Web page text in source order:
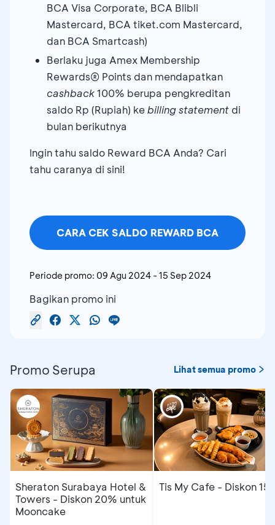
BCA Visa Corporate, BCA Blibli
Mastercard, BCA tiket.com Mastercard,
dan BCA Smartcash)
Berlaku juga Amex Membership
Rewards® Points dan mendapatkan
cashback100% berupa pengkreditan
saldo Rp (Rupiah) kebilling statement di
bulan berikutnya
Ingin tahu saldo Reward BCA Anda? Cari
tahu caranya di sini!
CARA CEK SALDO REWARD BCA
Periode promo: 09 Agu 2024 - 15 Sep 2024
Bagikan promo ini
Promo Serupa Lihat semua promo
Sheraton Surabaya Hotel &
Towers - Diskon 20% untuk
Mooncake
Tis My Cafe - Diskon